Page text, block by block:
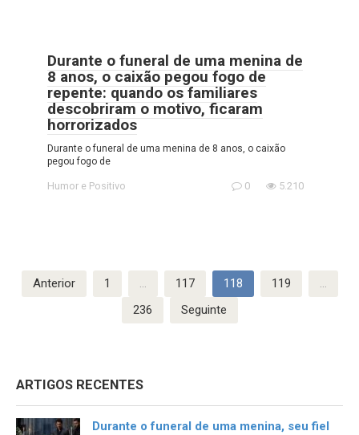
Durante o funeral de uma menina de
8 anos, o caixão pegou fogo de
repente: quando os familiares
descobriram o motivo, ficaram
horrorizados
Durante o funeral de uma menina de 8 anos, o caixão
pegou fogo de
Humor e Positivo 0 5.210
Paginação
dos
Anterior 1 … 117 118 119
…
236
Seguinte
ARTIGOS RECENTES
Durante o funeral de uma menina, seu fiel